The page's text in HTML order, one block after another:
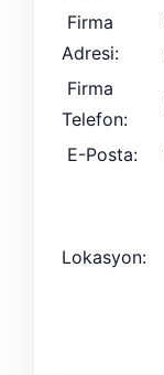
Firma
Adresi:
Firma
Telefon:
E-Posta:
Lokasyon: